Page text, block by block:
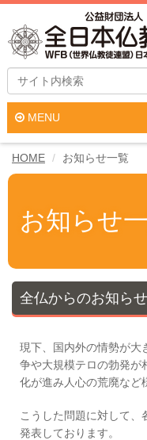
MENU
HOME お知らせ一覧
お知らせ
全仏からのお知らせ
現下、国内外の情勢が大
争や大規模テロの勃発が
化が進み人心の荒廃など
こうした問題に対して
発表しております。